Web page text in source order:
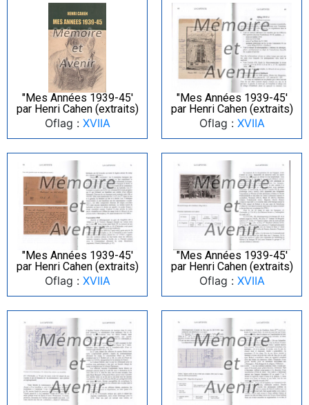
"Mes Années 1939-45′
par Henri Cahen (extraits)
Oflag : XVIIA
"Mes Années 1939-45′
par Henri Cahen (extraits)
Oflag : XVIIA
"Mes Années 1939-45′
par Henri Cahen (extraits)
Oflag : XVIIA
"Mes Années 1939-45′
par Henri Cahen (extraits)
Oflag : XVIIA